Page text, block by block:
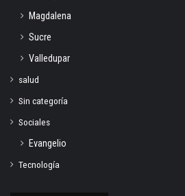
Magdalena
Sucre
Valledupar
salud
Sin categoría
Sociales
Evangelio
Tecnología